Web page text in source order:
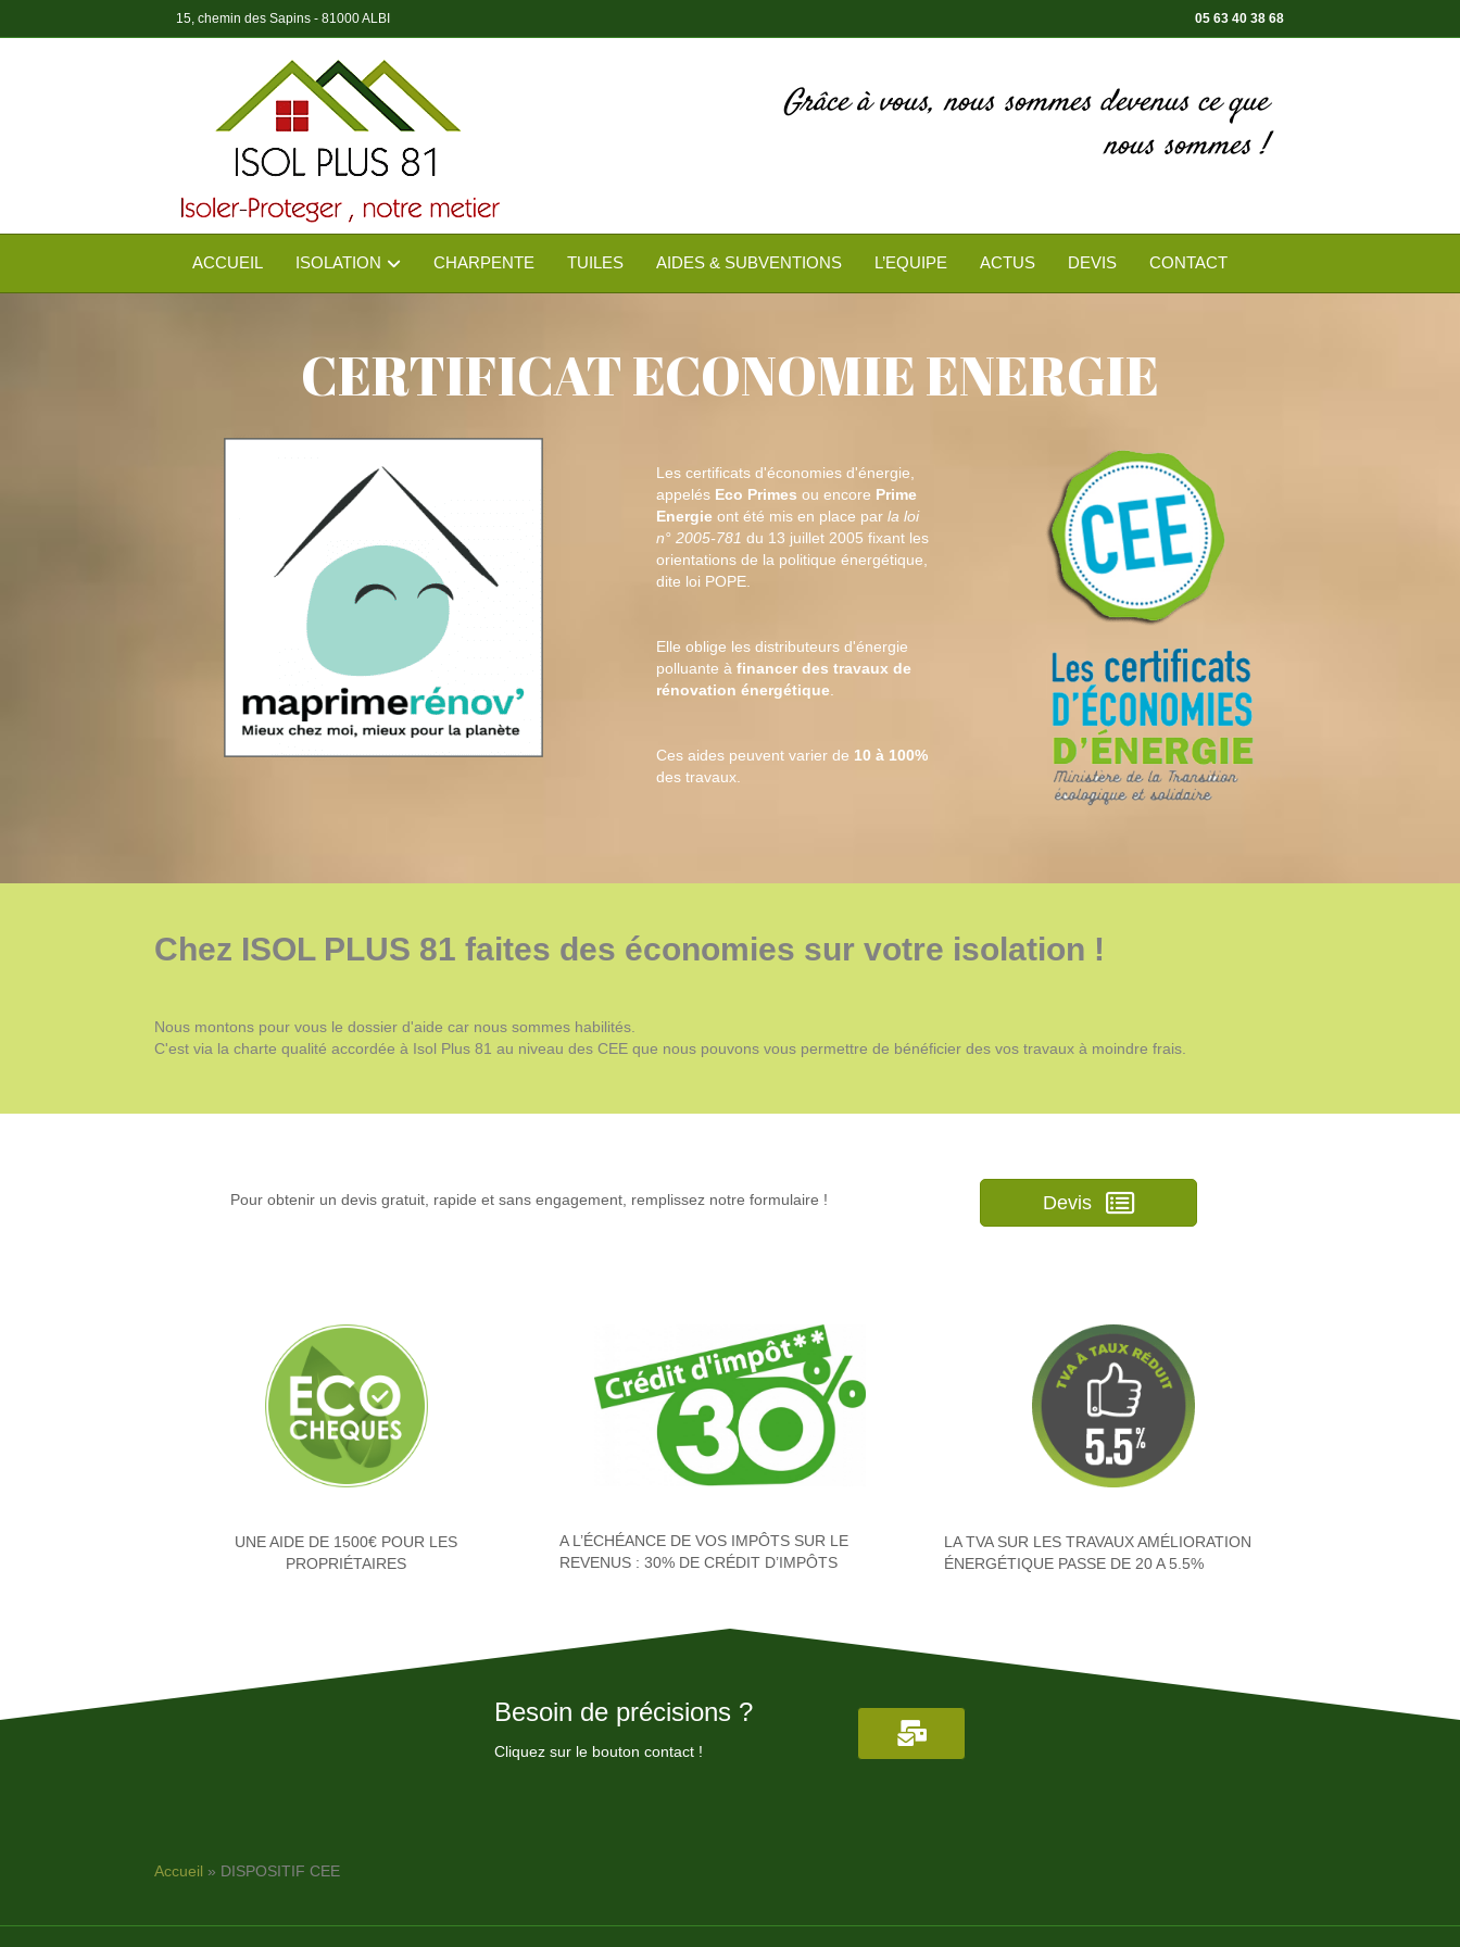
15, chemin des Sapins - 81000 ALBI 05 63 40 38 68
Grâce à vous, nous sommes devenus ce que
nous sommes !
ACCUEIL ISOLATION CHARPENTE TUILES AIDES & SUBVENTIONS L’EQUIPE ACTUS DEVIS CONTACT
CERTIFICAT ECONOMIE ENERGIE
Les certificats d'économies d'énergie,
appelés Eco Primes ou encore Prime
Energieont été mis en place par la loi
n° 2005-781 du 13 juillet 2005 fixant les
orientations de la politique énergétique,
dite loi POPE.
Elle oblige les distributeurs d'énergie
polluante à financer des travaux de
rénovation énergétique.
Ces aides peuvent varier de 10 à 100%
des travaux.
Chez ISOL PLUS 81 faites des économies sur votre isolation !
Nous montons pour vous le dossier d'aide car nous sommes habilités.
C'est via la charte qualité accordée à Isol Plus 81 au niveau des CEE que nous pouvons vous permettre de bénéficier des vos travaux à moindre frais.
Pour obtenir un devis gratuit, rapide et sans engagement, remplissez notre formulaire ! Devis
UNE AIDE DE 1500€ POUR LES
PROPRIÉTAIRES
A L’ÉCHÉANCE DE VOS IMPÔTS SUR LE
REVENUS : 30% DE CRÉDIT D’IMPÔTS
LA TVA SUR LES TRAVAUX AMÉLIORATION
ÉNERGÉTIQUE PASSE DE 20 A 5.5%
Besoin de précisions ?
Cliquez sur le bouton contact !
Accueil » DISPOSITIF CEE